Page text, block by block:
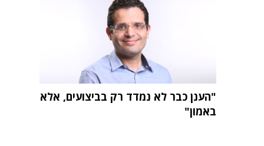
"הענן כבר לא נמדד רק בביצועים, אלא
באמון"